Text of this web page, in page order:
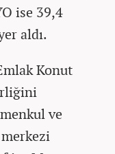
ise 39,4
aldı.
Konut
ve